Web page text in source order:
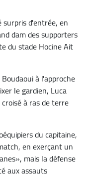
d'entrée, en
dam des supporters
du stade Hocine Ait
à l'approche
le gardien, Luca
à ras de terre
du capitaine,
en exerçant un
mais la défense
aux assauts